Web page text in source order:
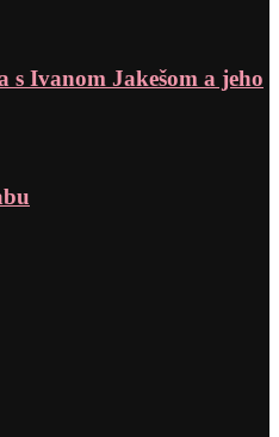
s Ivanom Jakešom a jeho